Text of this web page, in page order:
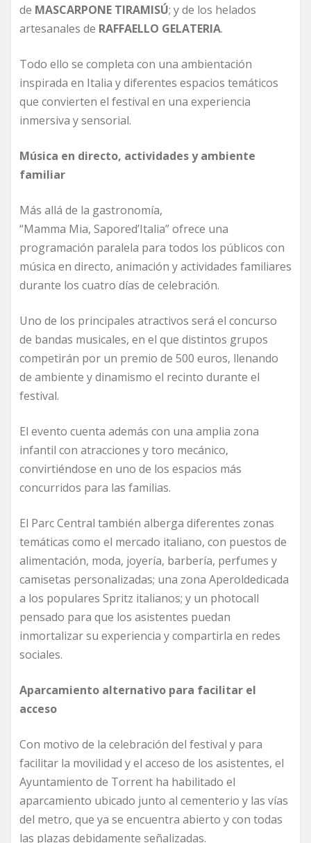
de MASCARPONE TIRAMISÚ; y de los helados
artesanales de RAFFAELLO GELATERIA.
Todo ello se completa con una ambientación
inspirada en Italia y diferentes espacios temáticos
que convierten el festival en una experiencia
inmersiva y sensorial.
Música en directo, actividades y ambiente
familiar
Más allá de la gastronomía,
“Mamma Mia, Sapored’Italia” ofrece una
programación paralela para todos los públicos con
música en directo, animación y actividades familiares
durante los cuatro días de celebración.
Uno de los principales atractivos será el concurso
de bandas musicales, en el que distintos grupos
competirán por un premio de 500 euros, llenando
de ambiente y dinamismo el recinto durante el
festival.
El evento cuenta además con una amplia zona
infantil con atracciones y toro mecánico,
convirtiéndose en uno de los espacios más
concurridos para las familias.
El Parc Central también alberga diferentes zonas
temáticas como el mercado italiano, con puestos de
alimentación, moda, joyería, barbería, perfumes y
camisetas personalizadas; una zona Aperoldedicada
a los populares Spritz italianos; y un photocall
pensado para que los asistentes puedan
inmortalizar su experiencia y compartirla en redes
sociales.
Aparcamiento alternativo para facilitar el
acceso
Con motivo de la celebración del festival y para
facilitar la movilidad y el acceso de los asistentes, el
Ayuntamiento de Torrent ha habilitado el
aparcamiento ubicado junto al cementerio y las vías
del metro, que ya se encuentra abierto y con todas
las plazas debidamente señalizadas.